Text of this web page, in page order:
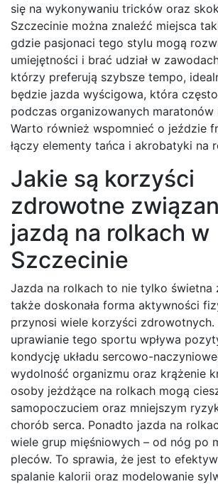
się na wykonywaniu tricków oraz
Szczecinie można znaleźć miejsca
gdzie pasjonaci tego stylu mogą
umiejętności i brać udział w
którzy preferują szybsze tempo,
będzie jazda wyścigowa, która
podczas organizowanych maratonów
Warto również wspomnieć o jeździe
łączy elementy tańca i akrobatyki na
Jakie są korzyści
zdrowotne
jazdą na rolkach w
Szczecinie
Jazda na rolkach to nie tylko świetna
także doskonała forma aktywności
przynosi wiele korzyści zdrowotnych.
uprawianie tego sportu wpływa
kondycję układu sercowo-
wydolność organizmu oraz krążenie
osoby jeżdżące na rolkach mogą
samopoczuciem oraz mniejszym
chorób serca. Ponadto jazda na
wiele grup mięśniowych – od nóg po
pleców. To sprawia, że jest to
spalanie kalorii oraz modelowanie